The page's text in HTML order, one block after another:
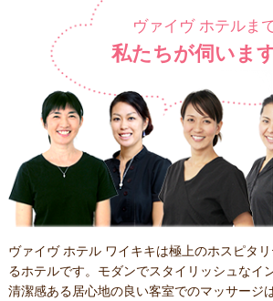
ヴァイヴ ホテルま
私たちが伺いま
ヴァイヴ ホテル ワイキキは極上のホスピタ
るホテルです。モダンでスタイリッシュなイ
清潔感ある居心地の良い客室でのマッサージ